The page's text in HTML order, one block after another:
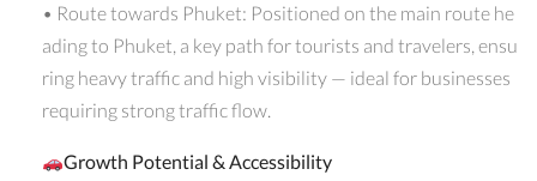
• Route towards Phuket: Positioned on the main route he
ading to Phuket, a key path for tourists and travelers, ensu
ring heavy traffic and high visibility — ideal for businesses
requiring strong traffic flow.
Growth Potential & Accessibility